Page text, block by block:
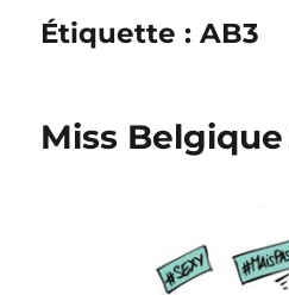
Étiquette :AB3
Miss Belgique